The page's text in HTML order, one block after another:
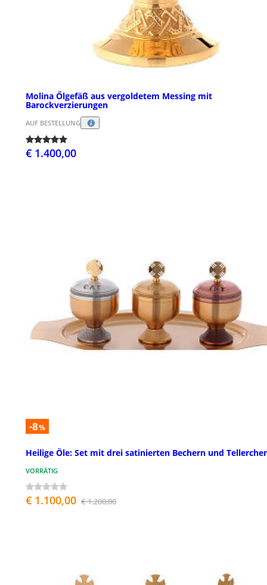
Molina Őlgefäß aus vergoldetem Messing mit
Barockverzierungen
AUF BESTELLUNG
€ 1.400,00
-8%
Heilige Öle: Set mit drei satinierten Bechern und
VORRÄTIG
€ 1.100,00 € 1.200,00